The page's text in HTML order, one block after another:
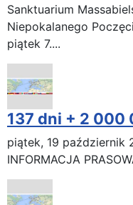
Sanktuarium
Niepokalanego
piątek 7....
137 dni + 2 000
piątek, 19 październik
INFORMACJA